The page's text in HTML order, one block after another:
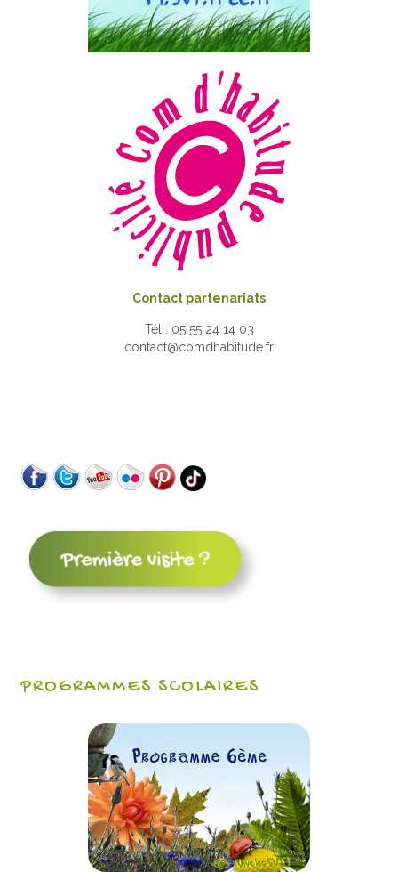
Contact partenariats
Tél : 05 55 24 14 03
contact@comdhabitude.fr
PROGRAMMES SCOLAIRES